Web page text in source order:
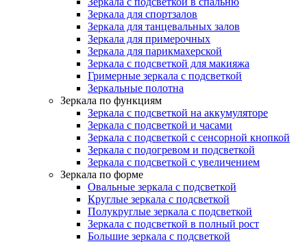
Зеркала для спортзалов
Зеркала для танцевальных залов
Зеркала для примерочных
Зеркала для парикмахерской
Зеркала с подсветкой для макияжа
Гримерные зеркала с подсветкой
Зеркальные полотна
Зеркала по функциям
Зеркала с подсветкой на аккумуляторе
Зеркала с подсветкой и часами
Зеркала с подсветкой с сенсорной кнопкой
Зеркала с подогревом и подсветкой
Зеркала с подсветкой с увеличением
Зеркала по форме
Овальные зеркала с подсветкой
Круглые зеркала с подсветкой
Полукруглые зеркала с подсветкой
Зеркала с подсветкой в полный рост
Большие зеркала с подсветкой